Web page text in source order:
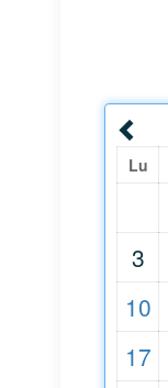
Lu
3
10
17